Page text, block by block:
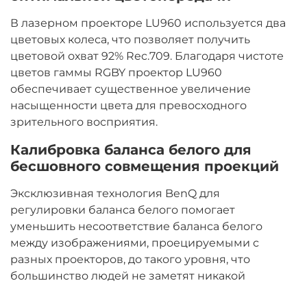
В лазерном проекторе LU960 используется два
цветовых колеса, что позволяет получить
цветовой охват 92% Rec.709. Благодаря чистоте
цветов гаммы RGBY проектор LU960
обеспечивает существенное увеличение
насыщенности цвета для превосходного
зрительного восприятия.
Калибровка баланса белого для
бесшовного совмещения проекций
Эксклюзивная технология BenQ для
регулировки баланса белого помогает
уменьшить несоответствие баланса белого
между изображениями, проецируемыми с
разных проекторов, до такого уровня, что
большинство людей не заметят никакой